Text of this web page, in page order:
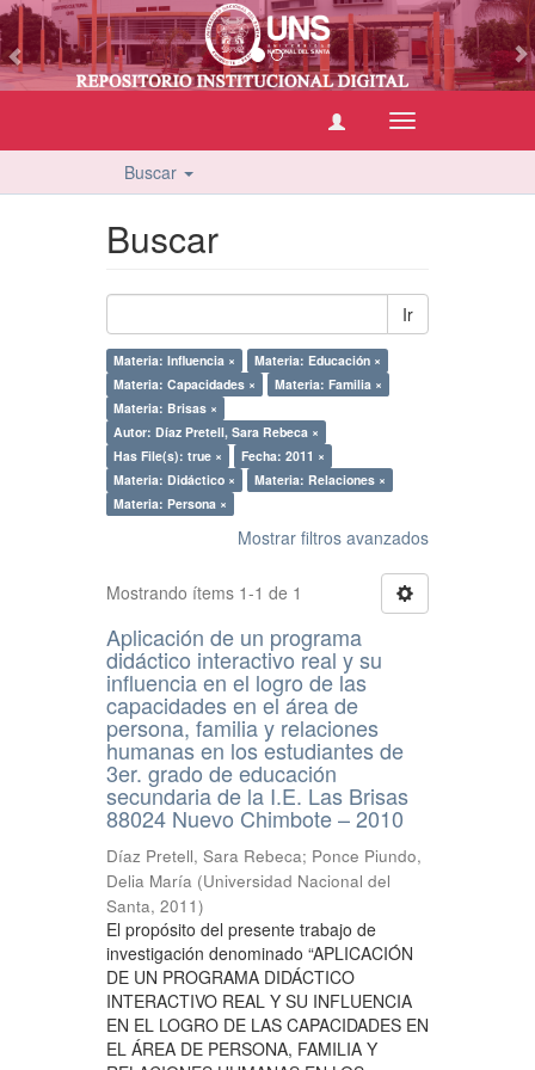
Cambiar
navegación
Buscar
Buscar
Ir
Materia: Influencia ×
Materia: Educación ×
Materia: Capacidades ×
Materia: Familia ×
Materia: Brisas ×
Autor: Díaz Pretell, Sara Rebeca ×
Has File(s): true ×
Fecha: 2011 ×
Materia: Didáctico ×
Materia: Relaciones ×
Materia: Persona ×
Mostrar filtros avanzados
Mostrando ítems 1-1 de 1
Aplicación de un programa
didáctico interactivo real y su
influencia en el logro de las
capacidades en el área de
persona, familia y relaciones
humanas en los estudiantes de
3er. grado de educación
secundaria de la I.E. Las Brisas
88024 Nuevo Chimbote – 2010
Díaz Pretell, Sara Rebeca; Ponce Piundo,
Delia María (Universidad Nacional del
Santa, 2011)
El propósito del presente trabajo de
investigación denominado “APLICACIÓN
DE UN PROGRAMA DIDÁCTICO
INTERACTIVO REAL Y SU INFLUENCIA
EN EL LOGRO DE LAS CAPACIDADES EN
EL ÁREA DE PERSONA, FAMILIA Y